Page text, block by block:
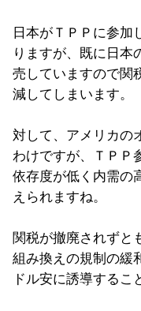
日本がＴＰＰに参加
りますが、既に日本
売していますので関
減してしまいます。
対して、アメリカの
わけですが、ＴＰＰ
依存度が低く内需の
えられますね。
関税が撤廃されずと
組み換えの規制の緩
ドル安に誘導する